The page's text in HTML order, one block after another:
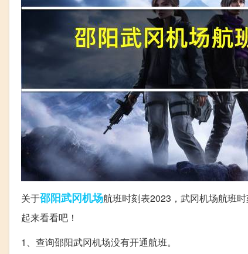
关于邵阳武冈机场航班时刻表2023，武冈机场航班
起来看看吧！
1、查询邵阳武冈机场没有开通航班。